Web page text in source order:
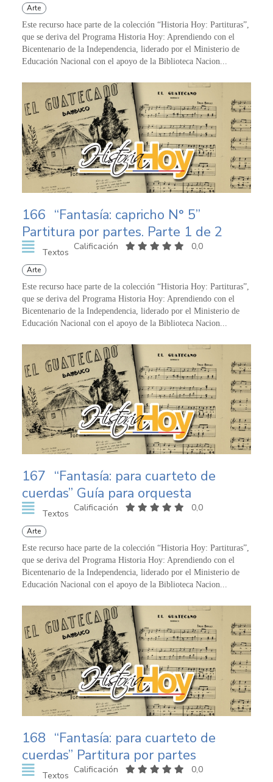
Arte
Este recurso hace parte de la colección “Historia Hoy: Partituras”,
que se deriva del Programa Historia Hoy: Aprendiendo con el
Bicentenario de la Independencia, liderado por el Ministerio de
Educación Nacional con el apoyo de la Biblioteca Nacion...
166 “Fantasía: capricho N° 5”
Partitura por partes. Parte 1 de 2
Textos
Calificación 0,0
Arte
Este recurso hace parte de la colección “Historia Hoy: Partituras”,
que se deriva del Programa Historia Hoy: Aprendiendo con el
Bicentenario de la Independencia, liderado por el Ministerio de
Educación Nacional con el apoyo de la Biblioteca Nacion...
167 “Fantasía: para cuarteto de
cuerdas” Guía para orquesta
Textos
Calificación 0,0
Arte
Este recurso hace parte de la colección “Historia Hoy: Partituras”,
que se deriva del Programa Historia Hoy: Aprendiendo con el
Bicentenario de la Independencia, liderado por el Ministerio de
Educación Nacional con el apoyo de la Biblioteca Nacion...
168 “Fantasía: para cuarteto de
cuerdas” Partitura por partes
Textos
Calificación 0,0